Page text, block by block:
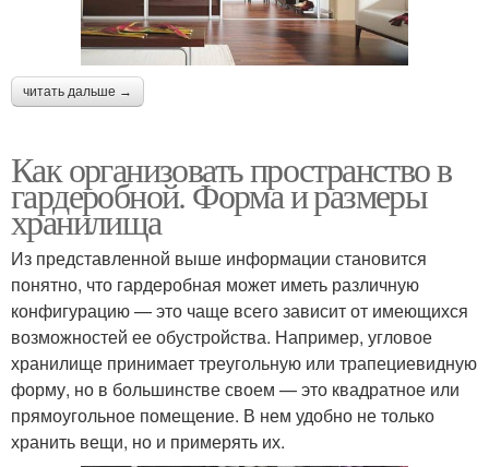
читать дальше →
Как организовать пространство в
гардеробной. Форма и размеры
хранилища
Из представленной выше информации становится
понятно, что гардеробная может иметь различную
конфигурацию — это чаще всего зависит от имеющихся
возможностей ее обустройства. Например, угловое
хранилище принимает треугольную или трапециевидную
форму, но в большинстве своем — это квадратное или
прямоугольное помещение. В нем удобно не только
хранить вещи, но и примерять их.